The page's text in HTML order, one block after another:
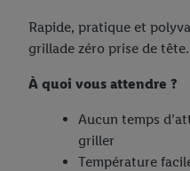
Rapide, pratique et
grillade zéro prise de tête.
À quoi vous attendre ?
Aucun temps
griller
Température